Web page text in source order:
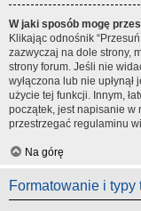
W jaki sposób mogę
Klikając odnośnik
zazwyczaj na dole strony,
strony forum. Jeśli nie
wyłączona lub nie
użycie tej funkcji. Innym,
początek, jest napisanie w
przestrzegać regulaminu
Na górę
Formatowanie i typy